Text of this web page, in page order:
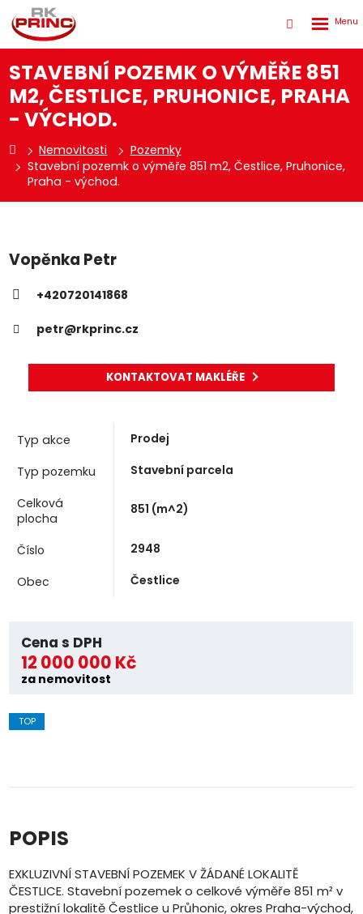
STAVEBNÍ POZEMK O VÝMĚŘE 851
M2, ČESTLICE, PRUHONICE, PRAHA
- VÝCHOD.
Nemovitosti
Pozemky
Stavební pozemk o výměře 851 m2, Čestlice, Pruhonice,
Praha - východ.
Vopěnka Petr
+420720141868
petr@rkprinc.cz
KONTAKTOVAT MAKLÉŘE
Typ akce Prodej
Typ pozemku Stavební parcela
Celková
plocha
851 (m^2)
Číslo 2948
Obec Čestlice
Cena s DPH
12 000 000 Kč
za nemovitost
TOP
POPIS
EXKLUZIVNÍ STAVEBNÍ POZEMEK V ŽÁDANÉ LOKALITĚ
ČESTLICE. Stavební pozemek o celkové výměře 851 m² v
prestižní lokalitě Čestlice u Průhonic, okres Praha-východ,